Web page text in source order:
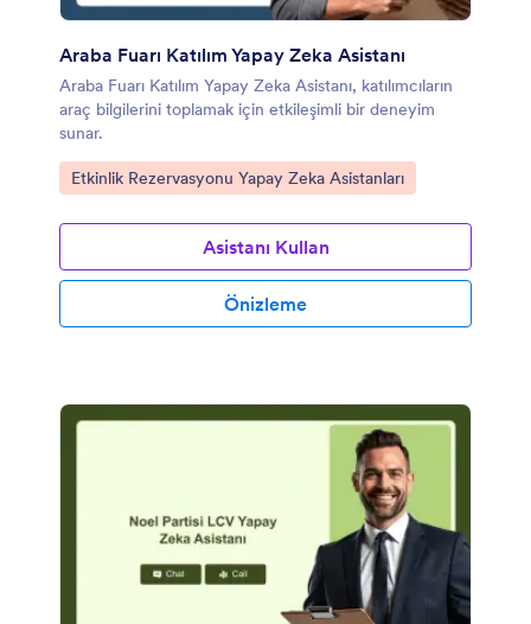
Araba Fuarı Katılım Yapay Zeka Asistanı
Araba Fuarı Katılım Yapay Zeka Asistanı, katılımcıların
araç bilgilerini toplamak için etkileşimli bir deneyim
sunar.
Kategoriye git:
Etkinlik Rezervasyonu Yapay Zeka Asistanları
Asistanı Kullan
Önizleme